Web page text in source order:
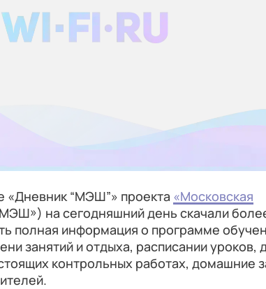
“МЭШ”» проекта «Московская
на сегодняшний день скачали
полная информация о программе
занятий и отдыха, расписании уроков,
контрольных работах, домашние